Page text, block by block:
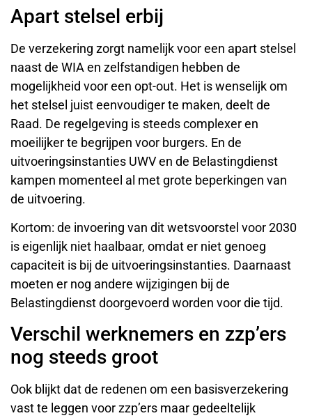
Apart stelsel erbij
De verzekering zorgt namelijk voor een apart stelsel
naast de WIA en zelfstandigen hebben de
mogelijkheid voor een opt-out. Het is wenselijk om
het stelsel juist eenvoudiger te maken, deelt de
Raad. De regelgeving is steeds complexer en
moeilijker te begrijpen voor burgers. En de
uitvoeringsinstanties UWV en de Belastingdienst
kampen momenteel al met grote beperkingen van
de uitvoering.
Kortom: de invoering van dit wetsvoorstel voor 2030
is eigenlijk niet haalbaar, omdat er niet genoeg
capaciteit is bij de uitvoeringsinstanties. Daarnaast
moeten er nog andere wijzigingen bij de
Belastingdienst doorgevoerd worden voor die tijd.
Verschil werknemers en zzp’ers
nog steeds groot
Ook blijkt dat de redenen om een basisverzekering
vast te leggen voor zzp’ers maar gedeeltelijk